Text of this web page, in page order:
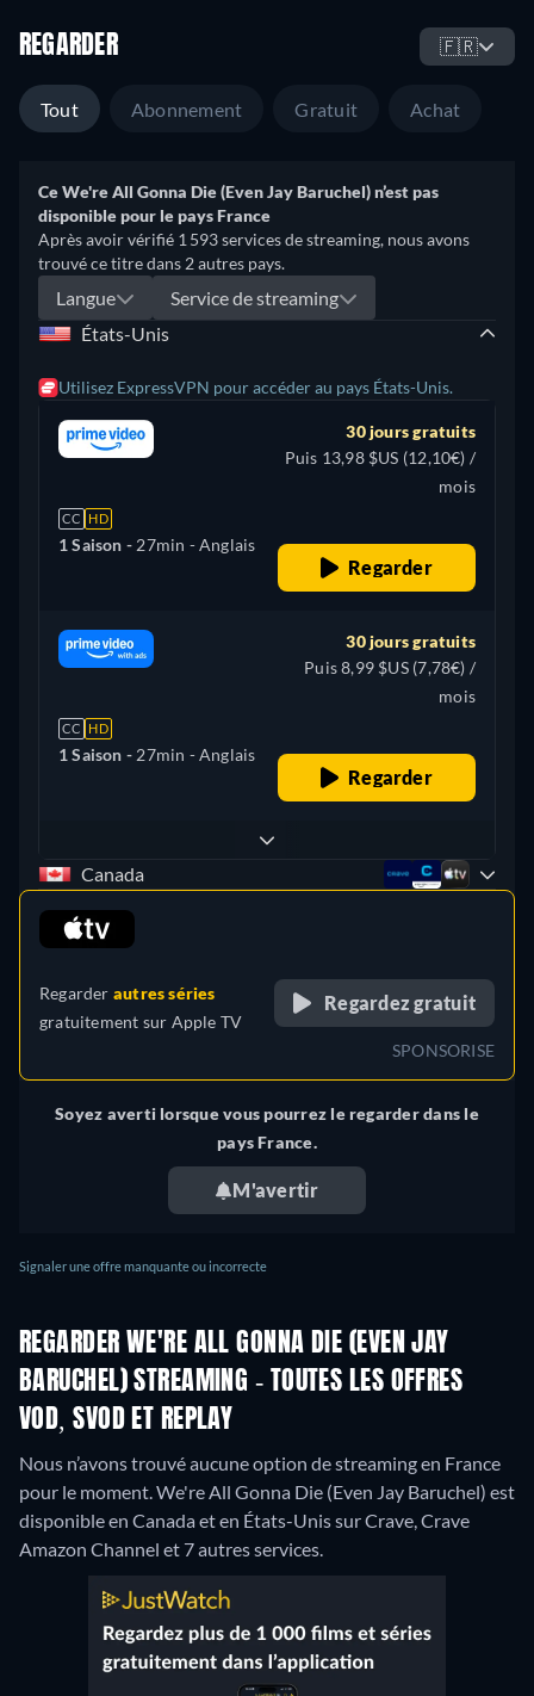
REGARDER 🇫🇷
Tout Abonnement Gratuit Achat
Ce We're All Gonna Die (Even Jay Baruchel) n’est pas
disponible pour le pays France
Après avoir vérifié 1 593 services de streaming, nous avons
trouvé ce titre dans 2 autres pays.
Langue
Service de streaming
États-Unis
Utilisez ExpressVPN pour accéder au pays États-Unis.
CC HD
1 Saison - 27min - Anglais
30 jours gratuits
Puis 13,98 $US (12,10€) /
mois
Regarder
CC HD
1 Saison - 27min - Anglais
30 jours gratuits
Puis 8,99 $US (7,78€) /
mois
Regarder
Canada
Regarder autres séries
gratuitement sur Apple TV
Regardez gratuit
SPONSORISE
Soyez averti lorsque vous pourrez le regarder dans le
pays France.
M'avertir
Signaler une offre manquante ou incorrecte
REGARDER WE'RE ALL GONNA DIE (EVEN JAY
BARUCHEL) STREAMING - TOUTES LES OFFRES
VOD, SVOD ET REPLAY
Nous n’avons trouvé aucune option de streaming en France
pour le moment. We're All Gonna Die (Even Jay Baruchel) est
disponible en Canada et en États-Unis sur Crave, Crave
Amazon Channel et 7 autres services.